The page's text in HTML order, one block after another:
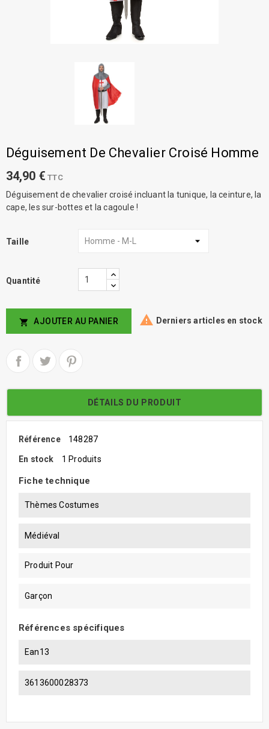
Déguisement De Chevalier Croisé Homme
34,90 € TTC
Déguisement de chevalier croisé incluant la tunique, la ceinture, la
cape, les sur-bottes et la cagoule !
Taille
Quantité
 AJOUTER AU PANIER  Derniers articles en stock
DÉTAILS DU PRODUIT
Référence 148287
En stock 1 Produits
Fiche technique
Thèmes Costumes
Médiéval
Produit Pour
Garçon
Références spécifiques
Ean13
3613600028373